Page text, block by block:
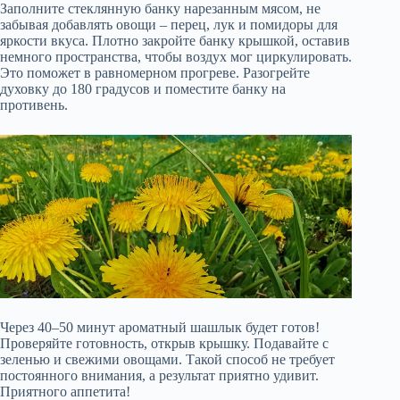
Заполните стеклянную банку нарезанным мясом, не
забывая добавлять овощи – перец, лук и помидоры для
яркости вкуса. Плотно закройте банку крышкой, оставив
немного пространства, чтобы воздух мог циркулировать.
Это поможет в равномерном прогреве. Разогрейте
духовку до 180 градусов и поместите банку на
противень.
Через 40–50 минут ароматный шашлык будет готов!
Проверяйте готовность, открыв крышку. Подавайте с
зеленью и свежими овощами. Такой способ не требует
постоянного внимания, а результат приятно удивит.
Приятного аппетита!